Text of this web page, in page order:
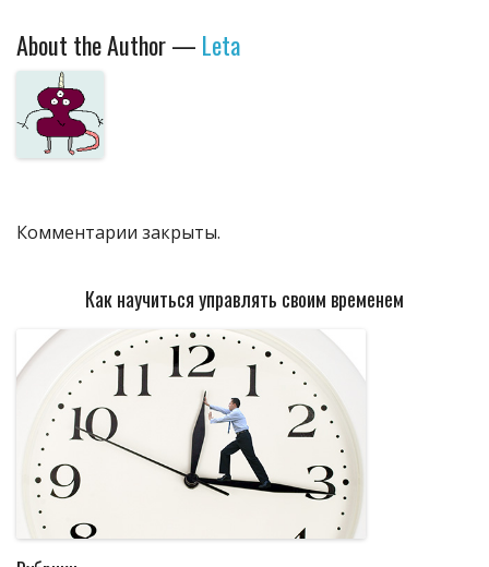
About the Author — Leta
Комментарии закрыты.
Как научиться управлять своим временем